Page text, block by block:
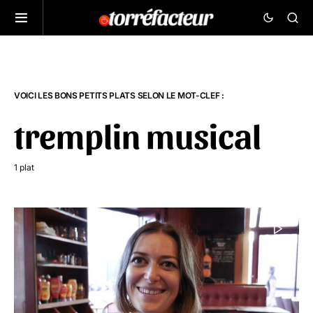
VOICI LES BONS PETITS PLATS SELON LE MOT-CLEF :
tremplin musical
1 plat